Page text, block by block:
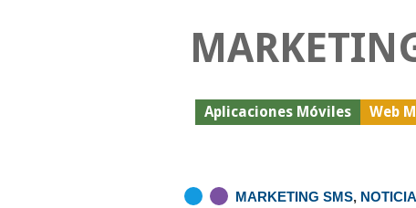
Aplicaciones Móviles
Web
MARKETING SMS,